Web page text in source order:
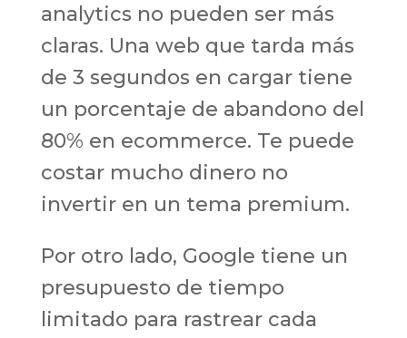
analytics no pueden ser más
claras. Una web que tarda más
de 3 segundos en cargar tiene
un porcentaje de abandono del
80% en ecommerce. Te puede
costar mucho dinero no
invertir en un tema premium.
Por otro lado, Google tiene un
presupuesto de tiempo
limitado para rastrear cada